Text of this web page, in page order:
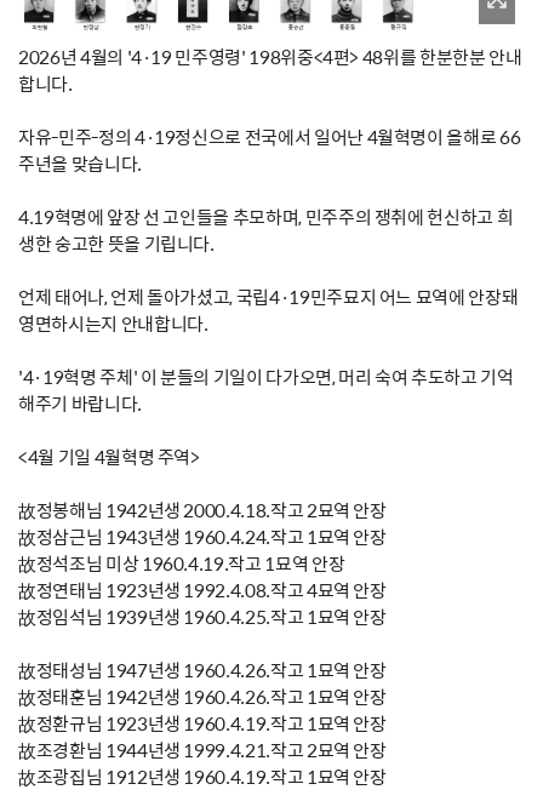
2026년 4월의 '4·19 민주영령' 198위중<4편> 48위를 한분한분 안내
합니다.
자유-민주-정의 4·19정신으로 전국에서 일어난 4월혁명이 올해로 66
주년을 맞습니다.
4.19혁명에 앞장 선 고인들을 추모하며, 민주주의 쟁취에 헌신하고 희
생한 숭고한 뜻을 기립니다.
언제 태어나, 언제 돌아가셨고, 국립4·19민주묘지 어느 묘역에 안장돼
영면하시는지 안내합니다.
'4·19혁명 주체' 이 분들의 기일이 다가오면, 머리 숙여 추도하고 기억
해주기 바랍니다.
<4월 기일 4월혁명 주역>
故정봉해님 1942년생 2000.4.18.작고 2묘역 안장
故정삼근님 1943년생 1960.4.24.작고 1묘역 안장
故정석조님 미상 1960.4.19.작고 1묘역 안장
故정연태님 1923년생 1992.4.08.작고 4묘역 안장
故정임석님 1939년생 1960.4.25.작고 1묘역 안장
故정태성님 1947년생 1960.4.26.작고 1묘역 안장
故정태훈님 1942년생 1960.4.26.작고 1묘역 안장
故정환규님 1923년생 1960.4.19.작고 1묘역 안장
故조경환님 1944년생 1999.4.21.작고 2묘역 안장
故조광집님 1912년생 1960.4.19.작고 1묘역 안장